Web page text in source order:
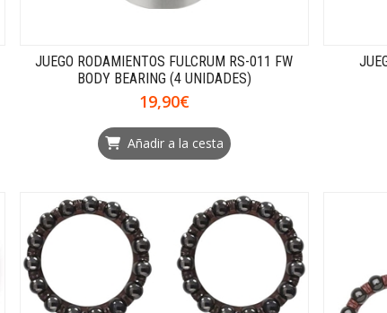
JUEGO RODAMIENTOS FULCRUM RS-011 FW
BODY BEARING (4 UNIDADES)
19,90€
Añadir a la cesta